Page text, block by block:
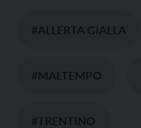
#ALLERTA GIALLA
#MALTEMPO
#TRENTINO